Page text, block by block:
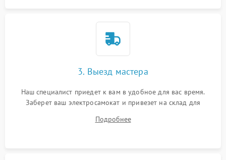
3. Выезд мастера
Наш специалист приедет к вам в удобное для вас время.
Заберет ваш электросамокат и привезет на склад для
Подробнее